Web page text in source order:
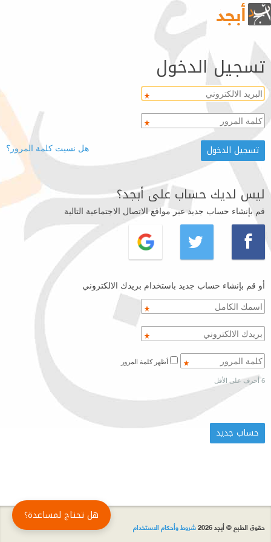
تسجيل الدخول
هل نسيت كلمة المرور؟
ليس لديك حساب على أبجد؟
قم بإنشاء حساب جديد عبر مواقع الاتصال الاجتماعية التالية
أو قم بإنشاء حساب جديد باستخدام بريدك الالكتروني
6 أحرف على الأقل
حقوق الطبع © أبجد 2026 شروط وأحكام الاستخدام
هل تحتاج لمساعدة؟